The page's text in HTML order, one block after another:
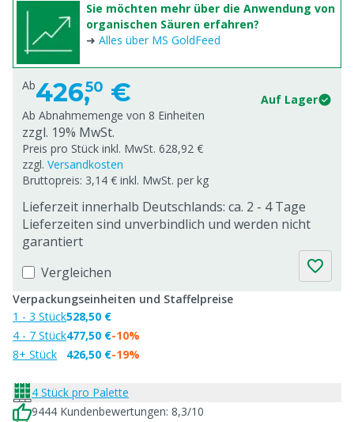
Sie möchten mehr über die Anwendung von
organischen Säuren erfahren?
➜ Alles über MS GoldFeed
Ab426,50 €
Auf Lager
Ab Abnahmemenge von 8 Einheiten
zzgl. 19% MwSt.
Preis pro Stück inkl. MwSt. 628,92 €
zzgl. Versandkosten
Bruttopreis: 3,14 € inkl. MwSt. per kg
Lieferzeit innerhalb Deutschlands: ca. 2 - 4 Tage
Lieferzeiten sind unverbindlich und werden nicht
garantiert
Vergleichen
Verpackungseinheiten und Staffelpreise
1 - 3 Stück
4 - 7 Stück
8+ Stück
528,50 €
477,50 €
426,50 €
-10%
-19%
4 Stück pro Palette
9444 Kundenbewertungen: 8,3/10